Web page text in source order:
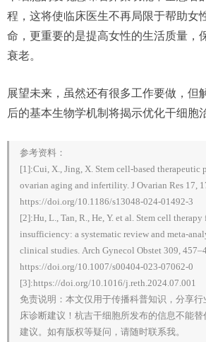
程，这将使临床医生不再局限于帮助女
命，更重要的是提高女性的生活质量，
衰老。
展望未来，虽然还有很多工作要做，但
后的基本生物学机制将揭示优化干细胞
参考资料：
[1]:Cui, X., Jing, X. Stem cell-based therapeutic
ovarian aging and infertility. J Ovarian Res 17,
https://doi.org/10.1186/s13048-024-01492-3
[2]:Hu, L., Tan, R., He, Y. et al. Stem cell
insufficiency: a systematic review and meta-
clinical studies. Arch Gynecol Obstet 309,
https://doi.org/10.1007/s00404-023-07062-0
[3]:https://doi.org/10.1016/j.reth.2024.07.001
免责说明：本文仅用于传播科普知识，分享
床诊断建议！杭吉干细胞所发布的信息不能
建议。如有版权等疑问，请随时联系我。